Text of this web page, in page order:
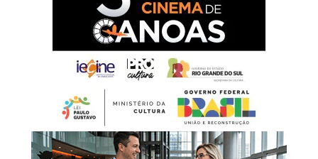
Painel na ONU
A divulgação da parceria aconteceu durante o evento
oficial das Nações Unidas “Resposta à Emergência
Climática no Rio Grande do Sul (2024): Lições
Operacionais para uma Ação Humanitária e de
Desenvolvimento Inclusiva”, que teve como tema central
a tragédia de 2024 e a resposta integrada.